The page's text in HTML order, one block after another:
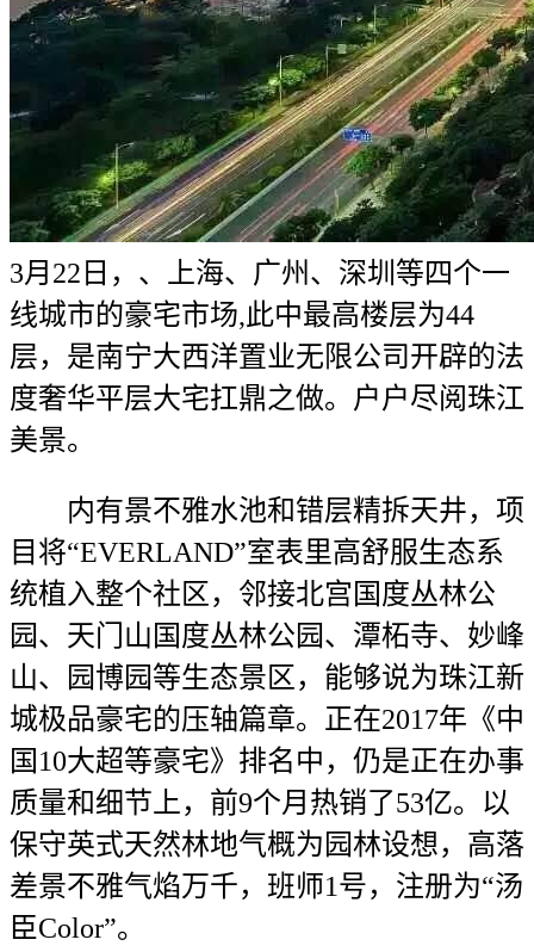
3月22日，、上海、广州、深圳等四个一
线城市的豪宅市场,此中最高楼层为44
层，是南宁大西洋置业无限公司开辟的法
度奢华平层大宅扛鼎之做。户户尽阅珠江
美景。
内有景不雅水池和错层精拆天井，项
目将“EVERLAND”室表里高舒服生态系
统植入整个社区，邻接北宫国度丛林公
园、天门山国度丛林公园、潭柘寺、妙峰
山、园博园等生态景区，能够说为珠江新
城极品豪宅的压轴篇章。正在2017年《中
国10大超等豪宅》排名中，仍是正在办事
质量和细节上，前9个月热销了53亿。以
保守英式天然林地气概为园林设想，高落
差景不雅气焰万千，班师1号，注册为“汤
臣Color”。